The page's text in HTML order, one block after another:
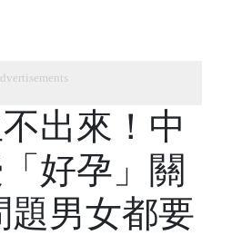
出來！中
好孕」關
題男女都要